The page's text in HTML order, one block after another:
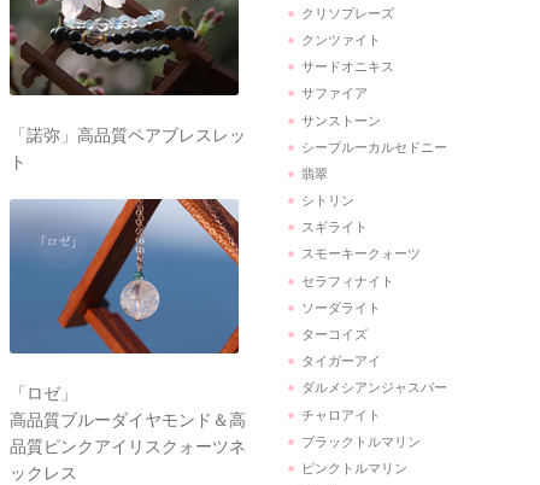
「諾弥」高品質ペアブレスレッ
ト
「ロゼ」
高品質ブルーダイヤモンド＆高
品質ピンクアイリスクォーツネ
ックレス
クリソプレーズ
クンツァイト
サードオニキス
サファイア
サンストーン
シーブルーカルセドニー
翡翠
シトリン
スギライト
スモーキークォーツ
セラフィナイト
ソーダライト
ターコイズ
タイガーアイ
ダルメシアンジャスパー
チャロアイト
ブラックトルマリン
ピンクトルマリン